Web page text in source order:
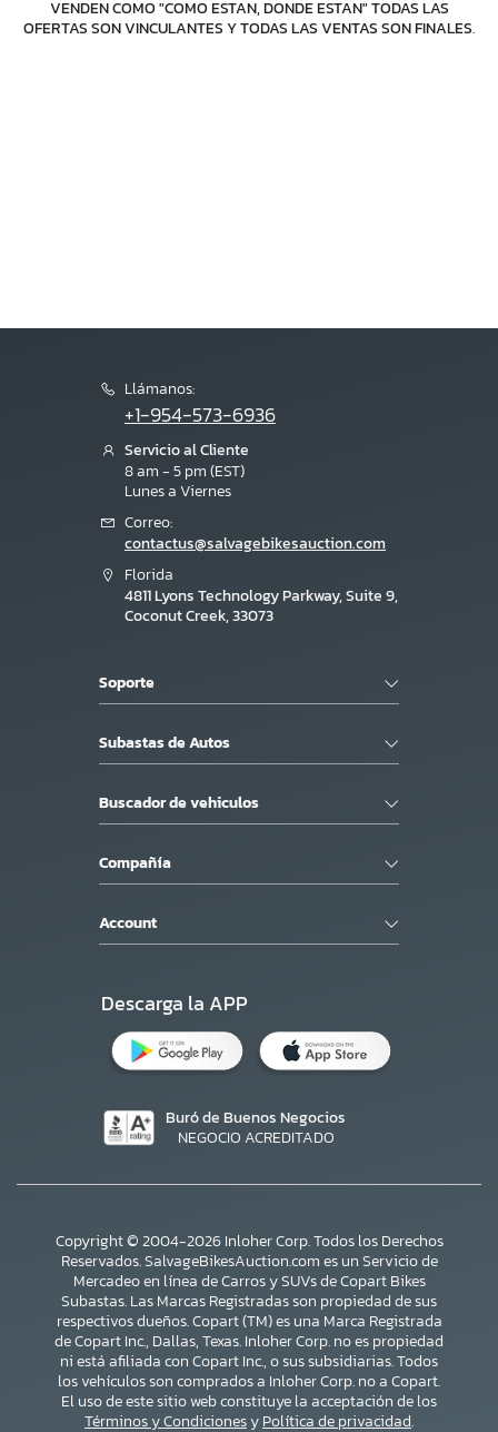
VENDEN COMO "COMO ESTAN, DONDE ESTAN" TODAS LAS
OFERTAS SON VINCULANTES Y TODAS LAS VENTAS SON FINALES.
×
Llámanos:
+1-954-573-6936
Servicio al Cliente
8 am - 5 pm (EST)
Lunes a Viernes
Correo:
contactus@salvagebikesauction.com
Florida
4811 Lyons Technology Parkway, Suite 9,
Coconut Creek, 33073
Soporte
Subastas de Autos
Buscador de vehiculos
Compañía
Account
Descarga la APP
Buró de Buenos Negocios
NEGOCIO ACREDITADO
Copyright © 2004-2026 Inloher Corp. Todos los Derechos
Reservados. SalvageBikesAuction.com es un Servicio de
Mercadeo en línea de Carros y SUVs de Copart Bikes
Subastas. Las Marcas Registradas son propiedad de sus
respectivos dueños. Copart (TM) es una Marca Registrada
de Copart Inc., Dallas, Texas. Inloher Corp. no es propiedad
ni está afiliada con Copart Inc., o sus subsidiarias. Todos
los vehículos son comprados a Inloher Corp. no a Copart.
El uso de este sitio web constituye la acceptación de los
Términos y CondicionesyPolítica de privacidad.